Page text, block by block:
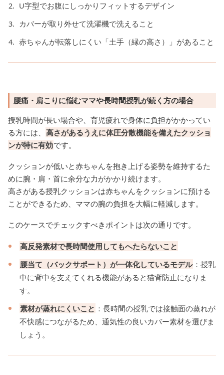
U字型でお腹にしっかりフィットするデザイン
カバーが取り外せて洗濯機で洗えること
赤ちゃんが転落しにくい「土手（縁の高さ）」があること
腰痛・肩こりに悩むママや長時間授乳が続く方の場合
授乳時間が長い場合や、育児疲れで身体に負担がかかってい
る方には、 高さがあるうえに体圧分散機能を備えたクッショ
ンが特に有効です。
クッションが低いと赤ちゃんを抱き上げる姿勢を維持するた
めに腕・肩・首に余分な力がかかり続けます。
高さがある授乳クッションは赤ちゃんをクッションに預ける
ことができるため、ママの腕の負担を大幅に軽減します。
このケースでチェックすべきポイントは次の通りです。
高反発素材で長時間使用してもへたらないこと
腰当て（バックサポート）が一体化しているモデル ：授乳
中に背中を支えてくれる機能があると猫背防止になりま
す。
素材が蒸れにくいこと ：長時間の授乳では接触面の蒸れが
不快感につながるため、通気性の良いカバー素材を選びま
しょう。